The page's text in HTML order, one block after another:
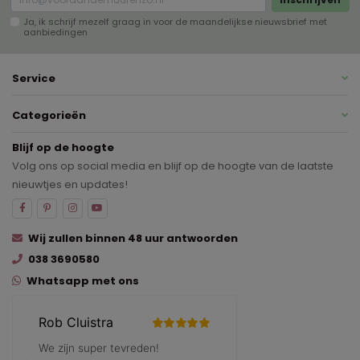
Ja, ik schrijf mezelf graag in voor de maandelijkse nieuwsbrief met
aanbiedingen
Service
Categorieën
Blijf op de hoogte
Volg ons op social media en blijf op de hoogte van de laatste
nieuwtjes en updates!
Wij zullen binnen 48 uur antwoorden
038 3690580
Whatsapp met ons